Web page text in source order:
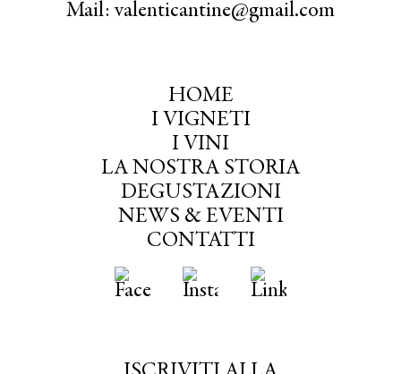
Mail: valenticantine@gmail.com
HOME
I VIGNETI
I VINI
LA NOSTRA STORIA
DEGUSTAZIONI
NEWS & EVENTI
CONTATTI